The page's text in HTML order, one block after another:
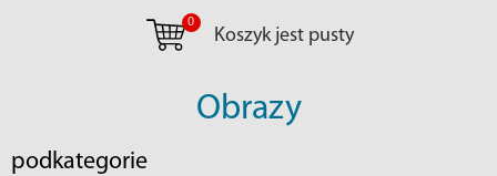
0
Koszyk jest pusty
Obrazy
podkategorie